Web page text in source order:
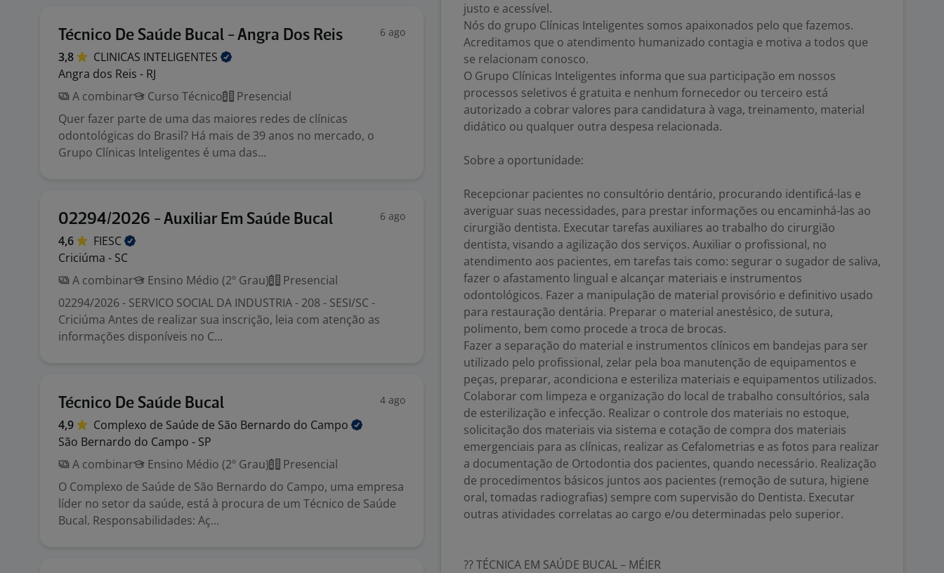
Técnico De Saúde Bucal - Angra Dos Reis 6 ago
3,8 CLINICAS INTELIGENTES
Angra dos Reis - RJ
A combinar
Curso Técnico
Presencial
Quer fazer parte de uma das maiores redes de clínicas
odontológicas do Brasil? Há mais de 39 anos no mercado, o
Grupo Clínicas Inteligentes é uma das...
02294/2026 - Auxiliar Em Saúde Bucal 6 ago
4,6
FIESC
Criciúma - SC
A combinar
Ensino Médio (2º Grau)
Presencial
02294/2026 - SERVICO SOCIAL DA INDUSTRIA - 208 - SESI/SC -
Criciúma Antes de realizar sua inscrição, leia com atenção as
informações disponíveis no C...
Técnico De Saúde Bucal 4 ago
4,9 Complexo de Saúde de São Bernardo do Campo
São Bernardo do Campo - SP
A combinar
Ensino Médio (2º Grau)
Presencial
O Complexo de Saúde de São Bernardo do Campo, uma empresa
líder no setor da saúde, está à procura de um Técnico de Saúde
Bucal. Responsabilidades: Aç...
justo e acessível.
Nós do grupo Clínicas Inteligentes somos apaixonados pelo que fazemos.
Acreditamos que o atendimento humanizado contagia e motiva a todos que
se relacionam conosco.
O Grupo Clínicas Inteligentes informa que sua participação em nossos
processos seletivos é gratuita e nenhum fornecedor ou terceiro está
autorizado a cobrar valores para candidatura à vaga, treinamento, material
didático ou qualquer outra despesa relacionada.
Sobre a oportunidade:
Recepcionar pacientes no consultório dentário, procurando identificá-las e
averiguar suas necessidades, para prestar informações ou encaminhá-las ao
cirurgião dentista. Executar tarefas auxiliares ao trabalho do cirurgião
dentista, visando a agilização dos serviços. Auxiliar o profissional, no
atendimento aos pacientes, em tarefas tais como: segurar o sugador de saliva,
fazer o afastamento lingual e alcançar materiais e instrumentos
odontológicos. Fazer a manipulação de material provisório e definitivo usado
para restauração dentária. Preparar o material anestésico, de sutura,
polimento, bem como procede a troca de brocas.
Fazer a separação do material e instrumentos clínicos em bandejas para ser
utilizado pelo profissional, zelar pela boa manutenção de equipamentos e
peças, preparar, acondiciona e esteriliza materiais e equipamentos utilizados.
Colaborar com limpeza e organização do local de trabalho consultórios, sala
de esterilização e infecção. Realizar o controle dos materiais no estoque,
solicitação dos materiais via sistema e cotação de compra dos materiais
emergenciais para as clínicas, realizar as Cefalometrias e as fotos para realizar
a documentação de Ortodontia dos pacientes, quando necessário. Realização
de procedimentos básicos juntos aos pacientes (remoção de sutura, higiene
oral, tomadas radiografias) sempre com supervisão do Dentista. Executar
outras atividades correlatas ao cargo e/ou determinadas pelo superior.
?? TÉCNICA EM SAÚDE BUCAL – MÉIER